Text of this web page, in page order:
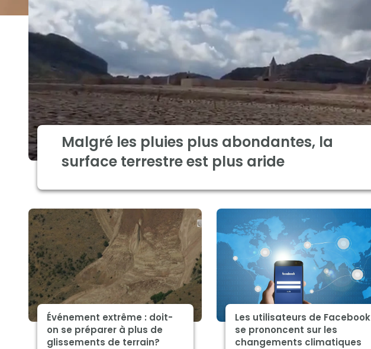
Malgré les pluies plus abondantes, la
surface terrestre est plus aride
Événement extrême : doit-
on se préparer à plus de
glissements de terrain?
Les utilisateurs de Facebook
se prononcent sur les
changements climatiques